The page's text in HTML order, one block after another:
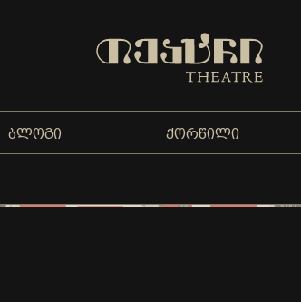
ᲑᲚᲝᲒᲘ ᲥᲝᲠᲬᲘᲚᲘ